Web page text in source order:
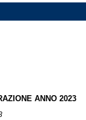
ANNO 2023